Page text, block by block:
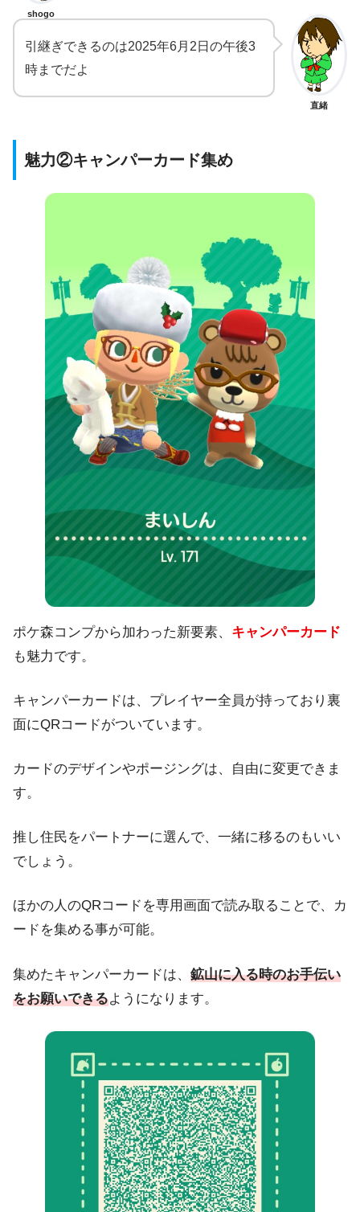
shogo
直緒
引継ぎできるのは2025年6月2日の午後3
時までだよ
魅力②キャンパーカード集め
ポケ森コンプから加わった新要素、 キャンパーカード
も魅力です。
キャンパーカードは、プレイヤー全員が持っており裏
面にQRコードがついています。
カードのデザインやポージングは、自由に変更できま
す。
推し住民をパートナーに選んで、一緒に移るのもいい
でしょう。
ほかの人のQRコードを専用画面で読み取ることで、カ
ードを集める事が可能。
集めたキャンパーカードは、 鉱山に入る時のお手伝い
をお願いできるようになります。